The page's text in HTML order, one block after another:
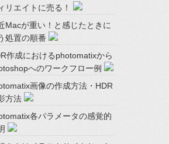
リエイトに売る！
Macが重い！と感じたときに
処置の順番
作成におけるphotomatixから
へのワークフロー例
画像の作成方法・HDR
方法
各パラメータの感覚的